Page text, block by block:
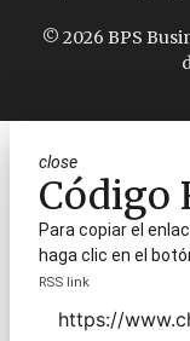
© 2026 BPS
close
Código
Para copiar el
haga clic en el
RSS link